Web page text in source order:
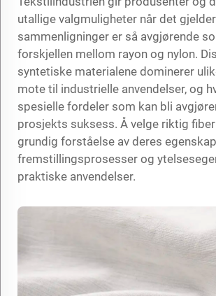
utallige valgmuligheter når det
sammenligninger er så avgjørende
forskjellen mellom rayon og nylon.
syntetiske materialene dominerer
mote til industrielle anvendelser, og
spesielle fordeler som kan bli
prosjekts suksess. Å velge riktig
grundig forståelse av deres
fremstillingsprosesser og
praktiske anvendelser.